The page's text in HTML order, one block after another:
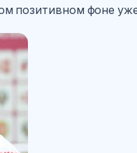
позитивном фоне